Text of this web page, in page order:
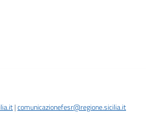
|comunicazionefesr@regione.sicilia.it